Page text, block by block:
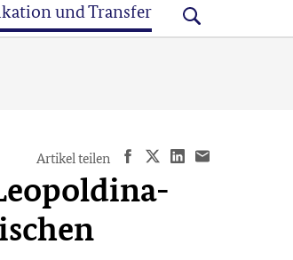
und Transfer
Artikel teilen